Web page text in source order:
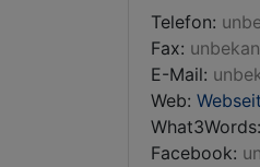
Telefon:
Fax:
E-Mail:
Web:
What3Words:
Facebook: